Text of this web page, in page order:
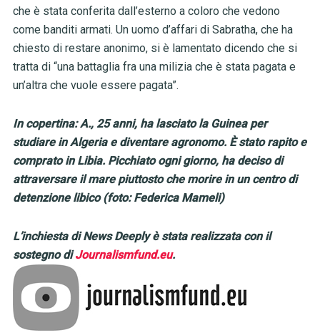
che è stata conferita dall’esterno a coloro che vedono
come banditi armati. Un uomo d’affari di Sabratha, che ha
chiesto di restare anonimo, si è lamentato dicendo che si
tratta di “una battaglia fra una milizia che è stata pagata e
un’altra che vuole essere pagata”.
In copertina: A., 25 anni, ha lasciato la Guinea per
studiare in Algeria e diventare agronomo. È stato rapito e
comprato in Libia. Picchiato ogni giorno, ha deciso di
attraversare il mare piuttosto che morire in un centro di
detenzione libico (foto: Federica Mameli)
L’inchiesta di News Deeply è stata realizzata con il
sostegno diJournalismfund.eu.